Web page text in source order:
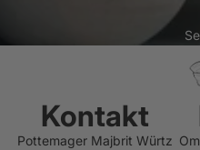
Kontakt
Pottemager Majbrit Würtz